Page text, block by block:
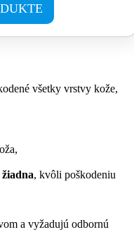
všetky vrstvy kože,
, kvôli poškodeniu
a vyžadujú odbornú